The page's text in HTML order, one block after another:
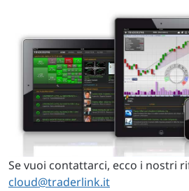
Se vuoi contattarci, ecco i nostri
cloud@traderlink.it